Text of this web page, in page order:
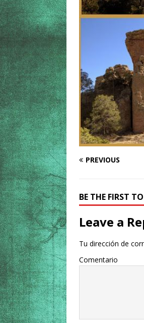
PREVIOUS
BE THE FIRST
Leave a
Tu dirección de
Comentario